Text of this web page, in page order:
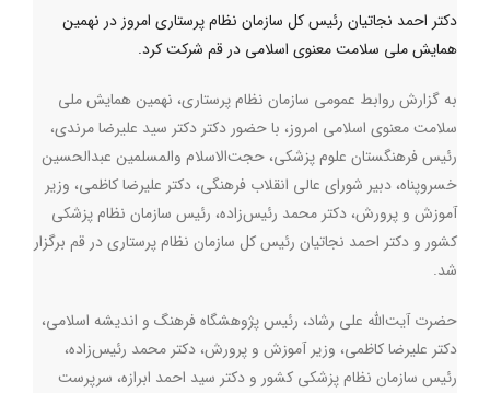
دکتر احمد نجاتیان رئیس کل سازمان نظام پرستاری امروز در نهمین
همایش ملی سلامت معنوی اسلامی در قم شرکت کرد.
به گزارش روابط عمومی سازمان نظام پرستاری، نهمین همایش ملی
سلامت معنوی اسلامی امروز، با حضور دکتر دکتر سید علیرضا مرندی،
رئیس فرهنگستان علوم پزشکی، حجت‌الاسلام والمسلمین عبدالحسین
خسروپناه، دبیر شورای عالی انقلاب فرهنگی، دکتر علیرضا کاظمی، وزیر
آموزش و پرورش، دکتر محمد رئیس‌زاده، رئیس سازمان نظام پزشکی
کشور و دکتر احمد نجاتیان رئیس کل سازمان نظام پرستاری در قم برگزار
شد.
حضرت آیت‌الله علی رشاد، رئیس پژوهشگاه فرهنگ و اندیشه اسلامی،
دکتر علیرضا کاظمی، وزیر آموزش و پرورش، دکتر محمد رئیس‌زاده،
رئیس سازمان نظام پزشکی کشور و دکتر سید احمد ابرازه، سرپرست